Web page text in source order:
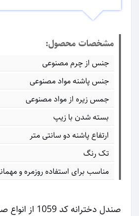
مشخصات محصول:
جنس از چرم مصنوعی
جنس پاشنه مواد مصنوعی
جمس زیره از مواد مصنوعی
بسته شدن با زیپ
ارتفاع پاشنه دو سانتی متر
تک رنگ
مناسب برای استفاده روزمره و
صندل دخترانه